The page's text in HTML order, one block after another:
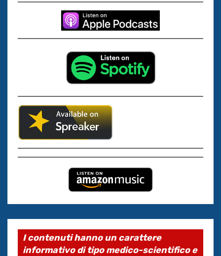
I contenuti hanno un carattere
informativo di tipo medico-scientifico e